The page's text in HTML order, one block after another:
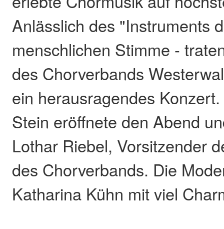
Anlässlich des "Instruments
menschlichen Stimme -
des Chorverbands
ein herausragendes
Stein eröffnete den Abend
Lothar Riebel, Vorsitzender
des Chorverbands. Die
Katharina Kühn mit viel